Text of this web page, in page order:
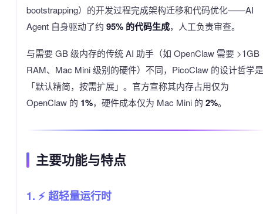
bootstrapping）的开发过程完成架构迁移和代码优化——AI
Agent 自身驱动了约 95% 的代码生成，人工负责审查。
与需要 GB 级内存的传统 AI 助手（如 OpenClaw 需要 >1GB
RAM、Mac Mini 级别的硬件）不同，PicoClaw 的设计哲学是
「默认精简，按需扩展」。官方宣称其内存占用仅为
OpenClaw 的 1%，硬件成本仅为 Mac Mini 的 2%。
主要功能与特点
1. ⚡ 超轻量运行时